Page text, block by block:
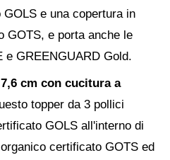
e una copertura in
GOTS, e porta anche le
GREENGUARD Gold.
cm con cucitura a
topper da 3 pollici
GOLS all'interno di
certificato GOTS ed